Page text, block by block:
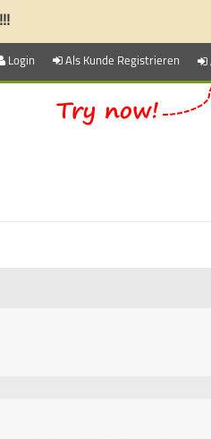
Login Als Kunde Registrieren